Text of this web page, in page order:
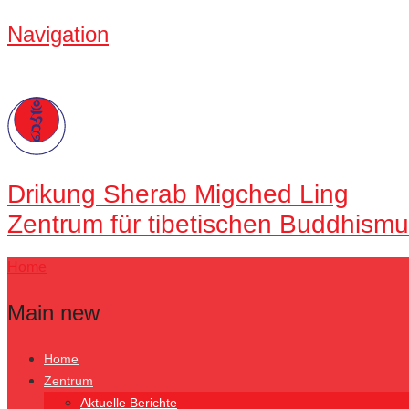
Navigation
Drikung Sherab Migched Ling
Zentrum für tibetischen
Home
Main new
Home
Zentrum
Aktuelle Berichte